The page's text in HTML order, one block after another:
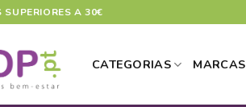
SUPERIORES A 30€
CATEGORIAS MARCAS